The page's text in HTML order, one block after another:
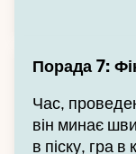
Порада 7:
Час,
він минає
в піску, гра